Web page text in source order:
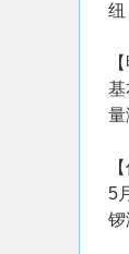
纽
基
量
5
锣